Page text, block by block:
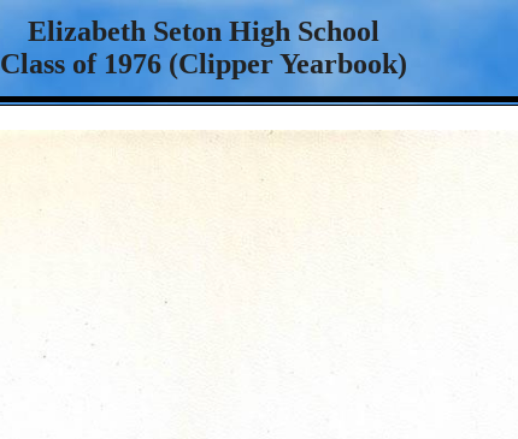
Elizabeth Seton High School
Class of 1976 (Clipper Yearbook)